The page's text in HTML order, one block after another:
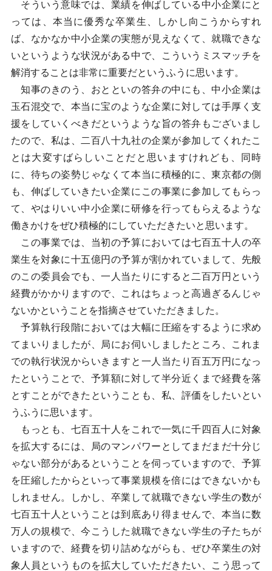
そういう意味では、業績を伸ばしている中小企業にと
っては、本当に優秀な卒業生、しかし向こうからすれ
ば、なかなか中小企業の実態が見えなくて、就職できな
いというような状況がある中で、こういうミスマッチを
解消することは非常に重要だというふうに思います。
知事のきのう、おとといの答弁の中にも、中小企業は
玉石混交で、本当に宝のような企業に対しては手厚く支
援をしていくべきだというような旨の答弁もございまし
たので、私は、二百八十九社の企業が参加してくれたこ
とは大変すばらしいことだと思いますけれども、同時
に、待ちの姿勢じゃなくて本当に積極的に、東京都の側
も、伸ばしていきたい企業にこの事業に参加してもらっ
て、やはりいい中小企業に研修を行ってもらえるような
働きかけをぜひ積極的にしていただきたいと思います。
この事業では、当初の予算においては七百五十人の卒
業生を対象に十五億円の予算が割かれていまして、先般
のこの委員会でも、一人当たりにすると二百万円という
経費がかかりますので、これはちょっと高過ぎるんじゃ
ないかということを指摘させていただきました。
予算執行段階においては大幅に圧縮をするように求め
てまいりましたが、局にお伺いしましたところ、これま
での執行状況からいきますと一人当たり百五万円になっ
たということで、予算額に対して半分近くまで経費を落
とすことができたということも、私、評価をしたいとい
うふうに思います。
もっとも、七百五十人をこれで一気に千四百人に対象
を拡大するには、局のマンパワーとしてまだまだ十分じ
ゃない部分があるということを伺っていますので、予算
を圧縮したからといって事業規模を倍にはできないかも
しれません。しかし、卒業して就職できない学生の数が
七百五十人ということは到底あり得ませんで、本当に数
万人の規模で、今こうした就職できない学生の子たちが
いますので、経費を切り詰めながらも、ぜひ卒業生の対
象人員というものを拡大していただきたい、こう思って